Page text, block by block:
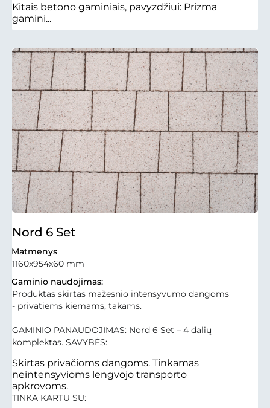
Kitais betono gaminiais, pavyzdžiui: Prizma
gamini...
Nord 6 Set
Matmenys
1160x954x60 mm
Gaminio naudojimas:
Produktas skirtas mažesnio intensyvumo dangoms
- privatiems kiemams, takams.
GAMINIO PANAUDOJIMAS: Nord 6 Set – 4 dalių
komplektas. SAVYBĖS:
Skirtas privačioms dangoms. Tinkamas
neintensyvioms lengvojo transporto
apkrovoms.
TINKA KARTU SU: